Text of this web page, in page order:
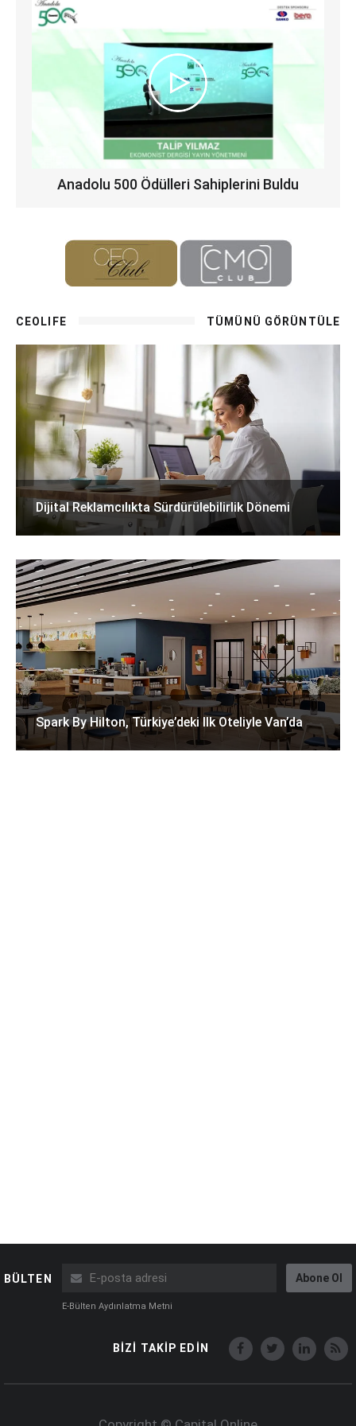
Anadolu 500 Ödülleri Sahiplerini Buldu
CEOLIFE TÜMÜNÜ GÖRÜNTÜLE
Dijital Reklamcılıkta Sürdürülebilirlik Dönemi
Spark By Hilton, Türkiye’deki Ilk Oteliyle Van’da
BÜLTEN Abone Ol
E-Bülten Aydınlatma Metni
BİZİ TAKİP EDİN